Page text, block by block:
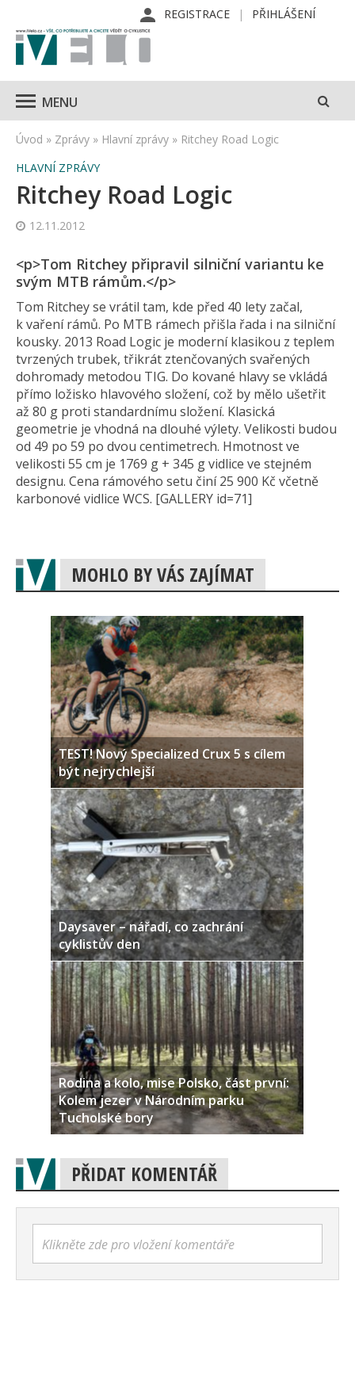
REGISTRACE PŘIHLÁŠENÍ
MENU
Úvod » Zprávy » Hlavní zprávy » Ritchey Road Logic
HLAVNÍ ZPRÁVY
Ritchey Road Logic
12.11.2012
<p>Tom Ritchey připravil silniční variantu ke
svým MTB rámům.</p>
Tom Ritchey se vrátil tam, kde před 40 lety začal,
k vaření rámů. Po MTB rámech přišla řada i na silniční
kousky. 2013 Road Logic je moderní klasikou z teplem
tvrzených trubek, třikrát ztenčovaných svařených
dohromady metodou TIG. Do kované hlavy se vkládá
přímo ložisko hlavového složení, což by mělo ušetřit
až 80 g proti standardnímu složení. Klasická
geometrie je vhodná na dlouhé výlety. Velikosti budou
od 49 po 59 po dvou centimetrech. Hmotnost ve
velikosti 55 cm je 1769 g + 345 g vidlice ve stejném
designu. Cena rámového setu činí 25 900 Kč včetně
karbonové vidlice WCS. [GALLERY id=71]
MOHLO BY VÁS ZAJÍMAT
TEST! Nový Specialized Crux 5 s cílem
být nejrychlejší
Daysaver – nářadí, co zachrání
cyklistův den
Rodina a kolo, mise Polsko, část první:
Kolem jezer v Národním parku
Tucholské bory
PŘIDAT KOMENTÁŘ
Klikněte zde pro vložení komentáře